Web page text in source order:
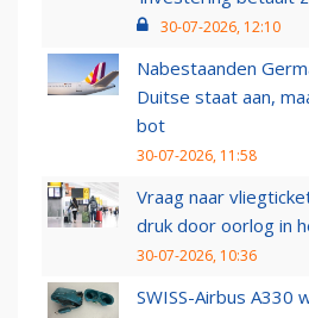
30-07-2026, 12:10
Nabestaanden
Duitse staat aan,
bot
30-07-2026, 11:58
Vraag naar
druk door oorlog in
30-07-2026, 10:36
SWISS-Airbus A330